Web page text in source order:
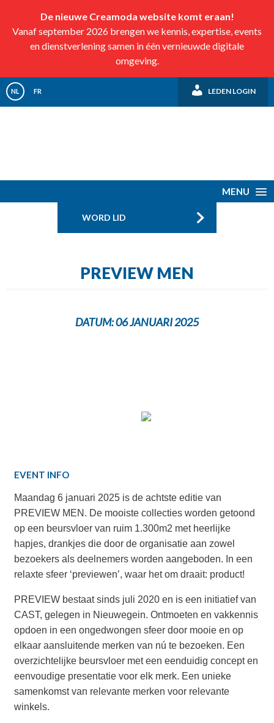
De nieuwe Creamoda website komt eraan!
Vanaf september 2026 brengen we kennis, expertise, events
en dienstverlening samen in één vernieuwde digitale
omgeving.
NL FR LEDEN LOGIN
MENU
WORD LID
PREVIEW MEN
DATUM:06 JANUARI 2025
EVENT INFO
Maandag 6 januari 2025 is de achtste editie van
PREVIEW MEN. De mooiste collecties worden getoond
op een beursvloer van ruim 1.300m2 met heerlijke
hapjes, drankjes die door de organisatie aan zowel
bezoekers als deelnemers worden aangeboden. In een
relaxte sfeer ‘previewen’, waar het om draait: product!
PREVIEW bestaat sinds juli 2020 en is een initiatief van
CAST, gelegen in Nieuwegein. Ontmoeten en vakkennis
opdoen in een ongedwongen sfeer door mooie en op
elkaar aansluitende merken van nú te bezoeken. Een
overzichtelijke beursvloer met een eenduidig concept en
eenvoudige presentatie voor elk merk. Een unieke
samenkomst van relevante merken voor relevante
winkels.